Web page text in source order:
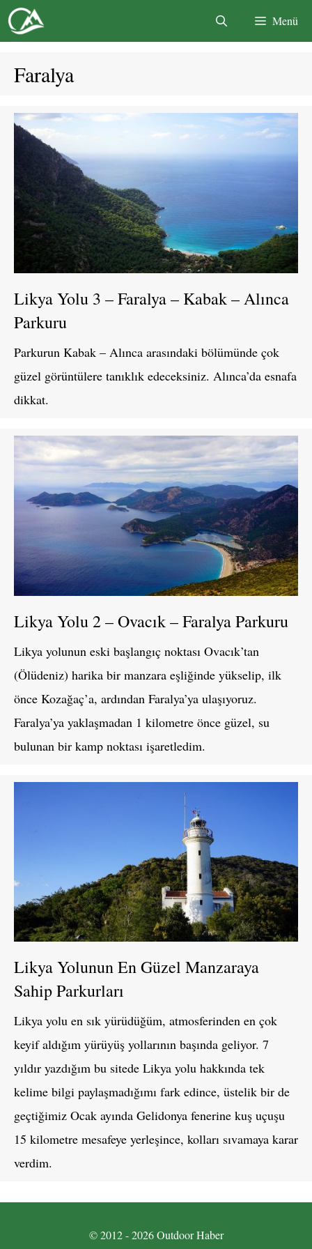
İçeriğe
atla
Menü
Faralya
Likya Yolu 3 – Faralya – Kabak – Alınca
Parkuru
Parkurun Kabak – Alınca arasındaki bölümünde çok
güzel görüntülere tanıklık edeceksiniz. Alınca’da esnafa
dikkat.
Likya Yolu 2 – Ovacık – Faralya Parkuru
Likya yolunun eski başlangıç noktası Ovacık’tan
(Ölüdeniz) harika bir manzara eşliğinde yükselip, ilk
önce Kozağaç’a, ardından Faralya’ya ulaşıyoruz.
Faralya’ya yaklaşmadan 1 kilometre önce güzel, su
bulunan bir kamp noktası işaretledim.
Likya Yolunun En Güzel Manzaraya
Sahip Parkurları
Likya yolu en sık yürüdüğüm, atmosferinden en çok
keyif aldığım yürüyüş yollarının başında geliyor. 7
yıldır yazdığım bu sitede Likya yolu hakkında tek
kelime bilgi paylaşmadığımı fark edince, üstelik bir de
geçtiğimiz Ocak ayında Gelidonya fenerine kuş uçuşu
15 kilometre mesafeye yerleşince, kolları sıvamaya karar
verdim.
© 2012 - 2026 Outdoor Haber